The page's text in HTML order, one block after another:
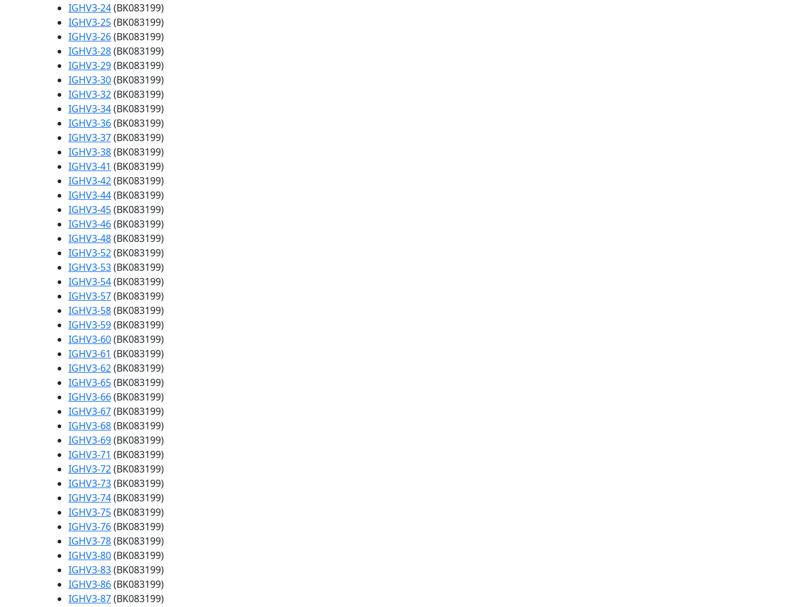
IGHV3-24(BK083199)
IGHV3-25(BK083199)
IGHV3-26(BK083199)
IGHV3-28(BK083199)
IGHV3-29(BK083199)
IGHV3-30(BK083199)
IGHV3-32(BK083199)
IGHV3-34(BK083199)
IGHV3-36(BK083199)
IGHV3-37(BK083199)
IGHV3-38(BK083199)
IGHV3-41 (BK083199)
IGHV3-42(BK083199)
IGHV3-44(BK083199)
IGHV3-45(BK083199)
IGHV3-46(BK083199)
IGHV3-48(BK083199)
IGHV3-52(BK083199)
IGHV3-53(BK083199)
IGHV3-54(BK083199)
IGHV3-57(BK083199)
IGHV3-58(BK083199)
IGHV3-59(BK083199)
IGHV3-60(BK083199)
IGHV3-61 (BK083199)
IGHV3-62(BK083199)
IGHV3-65(BK083199)
IGHV3-66(BK083199)
IGHV3-67(BK083199)
IGHV3-68(BK083199)
IGHV3-69(BK083199)
IGHV3-71 (BK083199)
IGHV3-72(BK083199)
IGHV3-73(BK083199)
IGHV3-74(BK083199)
IGHV3-75(BK083199)
IGHV3-76(BK083199)
IGHV3-78(BK083199)
IGHV3-80(BK083199)
IGHV3-83(BK083199)
IGHV3-86(BK083199)
IGHV3-87(BK083199)